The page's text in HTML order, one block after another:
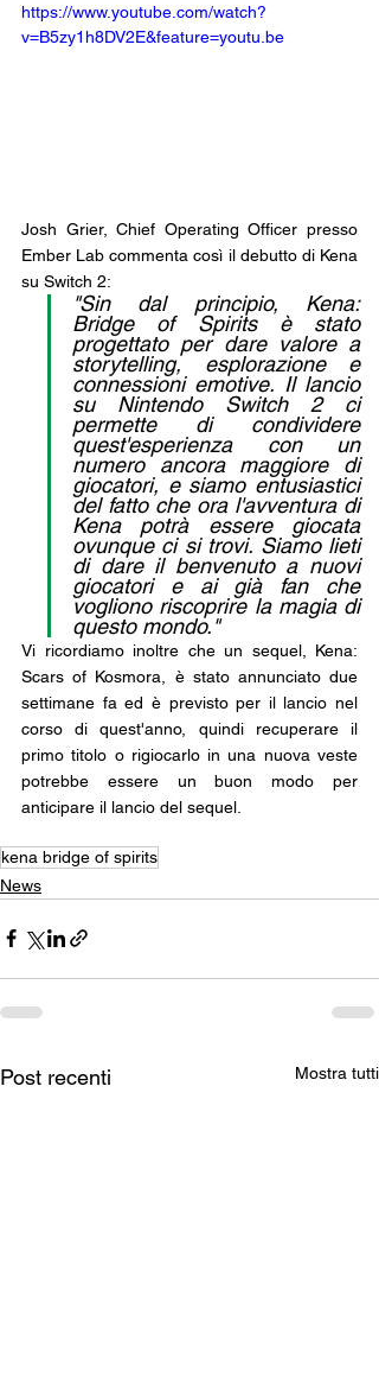
https://www.youtube.com/watch?
v=B5zy1h8DV2E&feature=youtu.be
Josh Grier, Chief Operating Officer presso
Ember Lab commenta così il debutto di Kena
su Switch 2:
"Sin dal principio, Kena:
Bridge of Spirits è stato
progettato per dare valore a
storytelling, esplorazione e
connessioni emotive. Il lancio
su Nintendo Switch 2 ci
permette di condividere
quest'esperienza con un
numero ancora maggiore di
giocatori, e siamo entusiastici
del fatto che ora l'avventura di
Kena potrà essere giocata
ovunque ci si trovi. Siamo lieti
di dare il benvenuto a nuovi
giocatori e ai già fan che
vogliono riscoprire la magia di
questo mondo."
Vi ricordiamo inoltre che un sequel, Kena:
Scars of Kosmora, è stato annunciato due
settimane fa ed è previsto per il lancio nel
corso di quest'anno, quindi recuperare il
primo titolo o rigiocarlo in una nuova veste
potrebbe essere un buon modo per
anticipare il lancio del sequel.
kena bridge of spirits
News
Post recenti Mostra tutti